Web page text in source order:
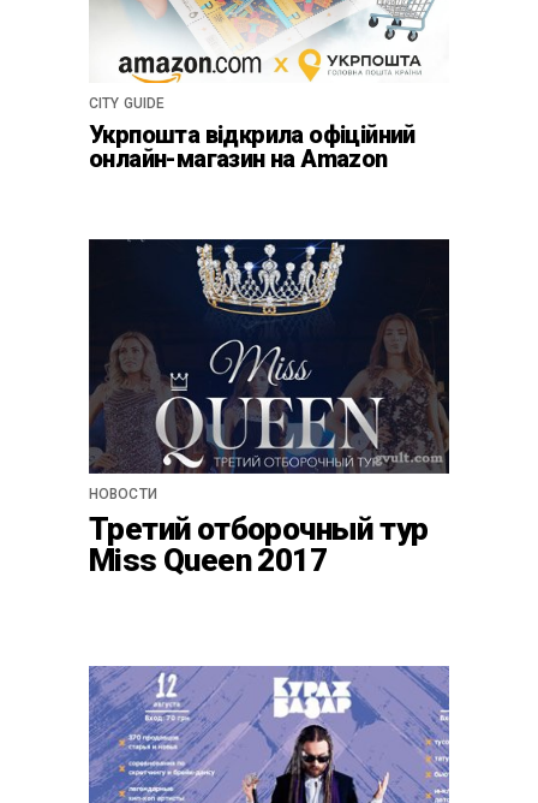
CITY GUIDE
Укрпошта відкрила офіційний
онлайн-магазин на Amazon
НОВОСТИ
Третий отборочный тур
Miss Queen 2017